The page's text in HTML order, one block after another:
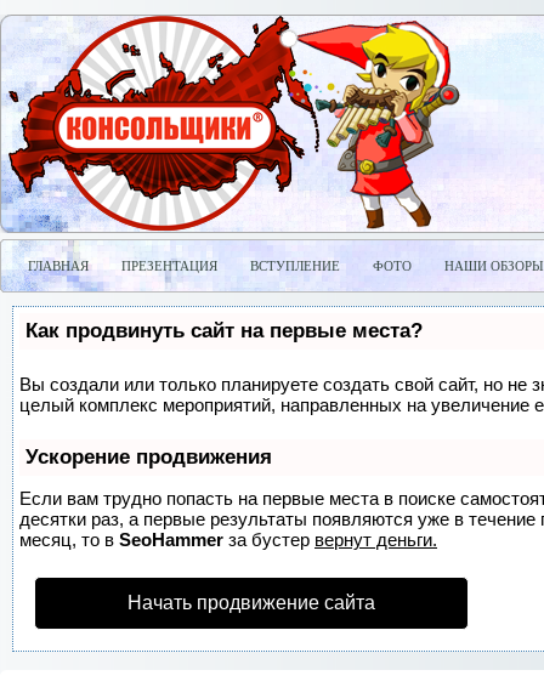
ГЛАВНАЯ ПРЕЗЕНТАЦИЯ ВСТУПЛЕНИЕ ФОТО НАШИ ОБЗОРЫ
Как продвинуть сайт на первые места?
Вы создали или только планируете создать свой сайт, но не
целый комплекс мероприятий, направленных на увеличение
Ускорение продвижения
Если вам трудно попасть на первые места в поиске
десятки раз, а первые результаты появляются уже в
месяц, то в SeoHammer за бустер вернут деньги.
Начать продвижение сайта